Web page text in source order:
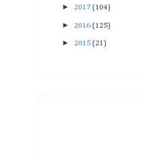
► 2017 (104)
► 2016 (125)
► 2015 (21)